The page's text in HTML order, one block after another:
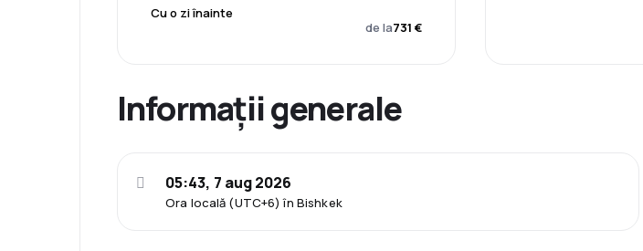
Cu o zi înainte
de la731 €
Informații generale
Ora locală (UTC+6) în Bishkek
05:43, 7 aug 2026